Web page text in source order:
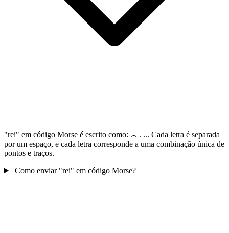
"rei" em código Morse é escrito como: .-. . ... Cada letra é separada
por um espaço, e cada letra corresponde a uma combinação única de
pontos e traços.
Como enviar "rei" em código Morse?